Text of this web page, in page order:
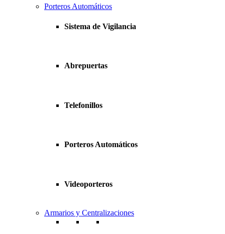
Porteros Automáticos
Sistema de Vigilancia
Abrepuertas
Telefonillos
Porteros Automáticos
Videoporteros
Armarios y Centralizaciones